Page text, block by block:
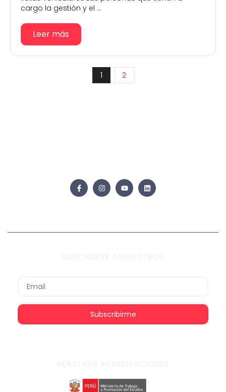
cargo la gestión y el ...
Leer más
1 2
Subscribirme